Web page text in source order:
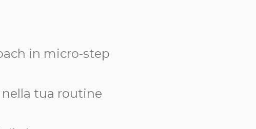
in micro-step
tua routine